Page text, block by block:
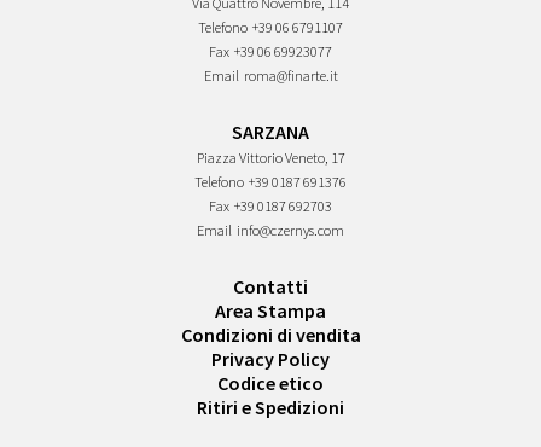
Telefono +39 06 6791107
Fax +39 06 69923077
Email roma@finarte.it
SARZANA
Piazza Vittorio Veneto, 17
Telefono +39 0187 691376
Fax +39 0187 692703
Email info@czernys.com
Contatti
Area Stampa
Condizioni di vendita
Privacy Policy
Codice etico
Ritiri e Spedizioni